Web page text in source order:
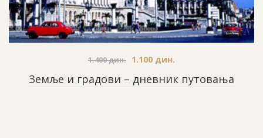
Земље и градови – дневник путовања
1.400дин. 1.100 дин.